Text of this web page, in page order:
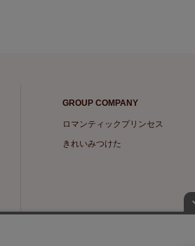
GROUP COMPANY
ロマンティックプリンセス
きれいみつけた